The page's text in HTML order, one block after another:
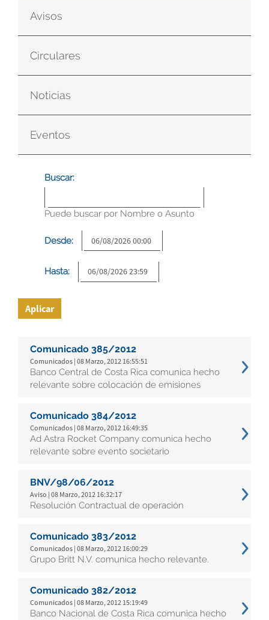
Avisos
Circulares
Noticias
Eventos
Buscar:
Puede buscar por Nombre o Asunto
Desde:
Hasta:
Aplicar
Comunicado 385/2012
Comunicados | 08 Marzo, 2012 16:55:51
Banco Central de Costa Rica comunica hecho
relevante sobre colocación de emisiones
Comunicado 384/2012
Comunicados | 08 Marzo, 2012 16:49:35
Ad Astra Rocket Company comunica hecho
relevante sobre evento societario
BNV/98/06/2012
Aviso | 08 Marzo, 2012 16:32:17
Resolución Contractual de operación
Comunicado 383/2012
Comunicados | 08 Marzo, 2012 16:00:29
Grupo Britt N.V. comunica hecho relevante.
Comunicado 382/2012
Comunicados | 08 Marzo, 2012 15:19:49
Banco Nacional de Costa Rica comunica hecho